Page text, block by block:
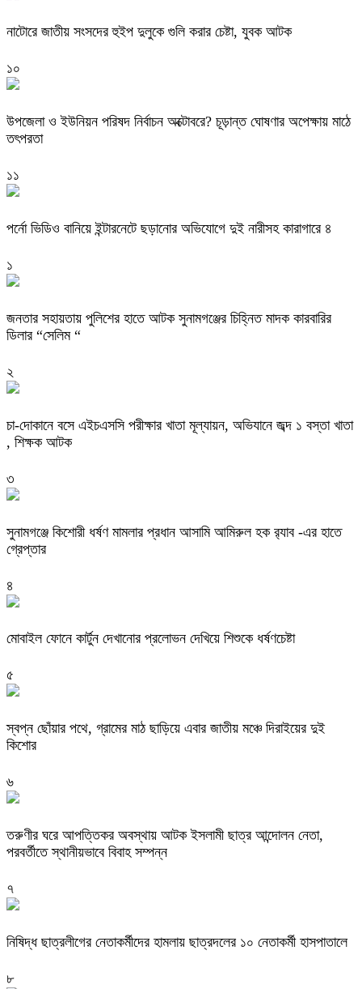
নাটোরে জাতীয় সংসদের হুইপ দুলুকে গুলি করার চেষ্টা, যুবক আটক
১০
উপজেলা ও ইউনিয়ন পরিষদ নির্বাচন অক্টোবরে? চূড়ান্ত ঘোষণার অপেক্ষায় মাঠে
তৎপরতা
১১
পর্নো ভিডিও বানিয়ে ইন্টারনেটে ছড়ানোর অভিযোগে দুই নারীসহ কারাগারে ৪
১
জনতার সহায়তায় পুলিশের হাতে আটক সুনামগঞ্জের চিহ্নিত মাদক কারবারির
ডিলার “সেলিম “
২
চা-দোকানে বসে এইচএসসি পরীক্ষার খাতা মূল্যায়ন, অভিযানে জব্দ ১ বস্তা খাতা
, শিক্ষক আটক
৩
‎সুনামগঞ্জে কিশোরী ধর্ষণ মামলার প্রধান আসামি আমিরুল হক র‌্যাব -এর হাতে
গ্রেপ্তার
৪
মোবাইল ফোনে কার্টুন দেখানোর প্রলোভন দেখিয়ে শিশুকে ধর্ষণচেষ্টা
৫
স্বপ্ন ছোঁয়ার পথে, গ্রামের মাঠ ছাড়িয়ে এবার জাতীয় মঞ্চে দিরাইয়ের দুই
কিশোর
৬
তরুণীর ঘরে আপত্তিকর অবস্থায় আটক ইসলামী ছাত্র আন্দোলন নেতা,
পরবর্তীতে স্থানীয়ভাবে বিবাহ সম্পন্ন
৭
নিষিদ্ধ ছাত্রলীগের নেতাকর্মীদের হামলায় ছাত্রদলের ১০ নেতাকর্মী হাসপাতালে
৮